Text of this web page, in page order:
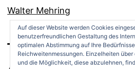
Walter Mehring
Auf dieser Website werden Cookies
benutzerfreundlichen Gestaltung des
optimalen Abstimmung auf Ihre
Reichweitenmessungen. Einzelheiten
und die Möglichkeit, diese abzulehnen,